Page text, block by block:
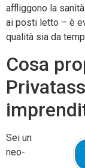
affliggono la
ai posti letto – è
qualità sia da
Cosa
Sei un
neo-